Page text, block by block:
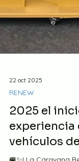
RENEW
2025 el
experiencia